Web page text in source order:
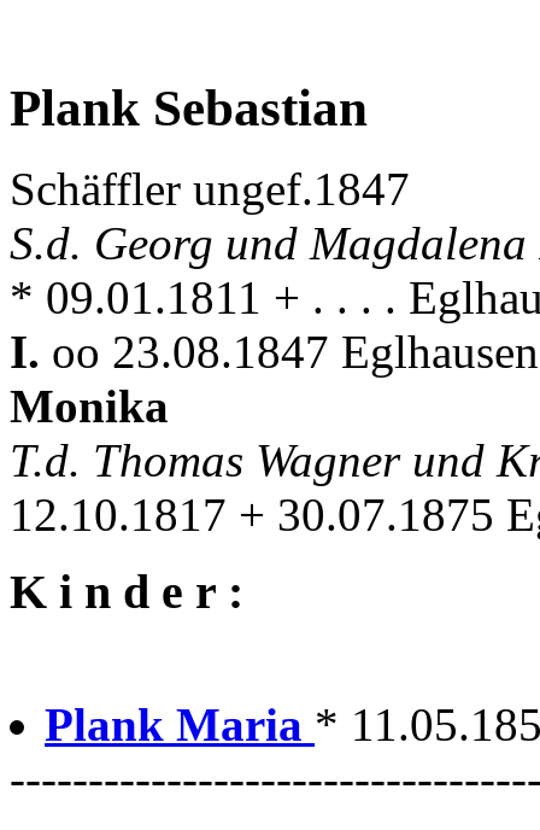
Plank Sebastian
Schäffler ungef.1847
S.d. Georg und
* 09.01.1811 + . . . .
I. oo 23.08.1847
Monika
T.d. Thomas Wagner und
12.10.1817 + 30.07.1875
K i n d e r :
Plank Maria *